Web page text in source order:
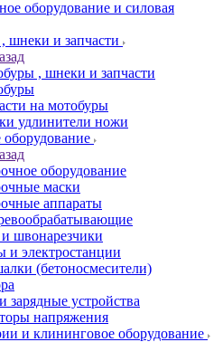
оборудование и силовая
шнеки и запчасти
, шнеки и запчасти
на мотобуры
удлинители ножи
оборудование
маски
аппараты
швонарезчики
и электростанции
(бетоносмесители)
зарядные устройства
напряжения
и клининговое оборудование